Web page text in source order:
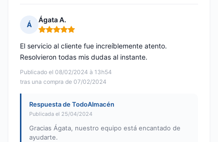
Á
Ágata A.
Nota: 5 de 5
Publicado el 08/02/2024 à 13h54
tras una compra de 07/02/2024
El servicio al cliente fue increíblemente atento.
Resolvieron todas mis dudas al instante.
Respuesta de TodoAlmacén
Publicada el 25/04/2024
Gracias Ágata, nuestro equipo está encantado de
ayudarte.